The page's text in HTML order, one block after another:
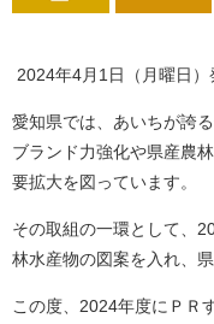
2024年4月1日（月曜日）
愛知県では、あいちが誇
ブランド力強化や県産農
要拡大を図っています。
その取組の一環として、
林水産物の図案を入れ、
この度、2024年度にＰＲ